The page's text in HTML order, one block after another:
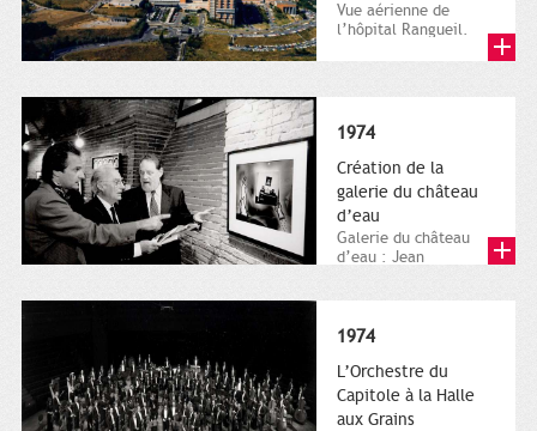
Vue aérienne de
l’hôpital Rangueil.
1974
Création de la
galerie du château
d’eau
Galerie du château
d’eau : Jean
1974
L’Orchestre du
Capitole à la Halle
aux Grains